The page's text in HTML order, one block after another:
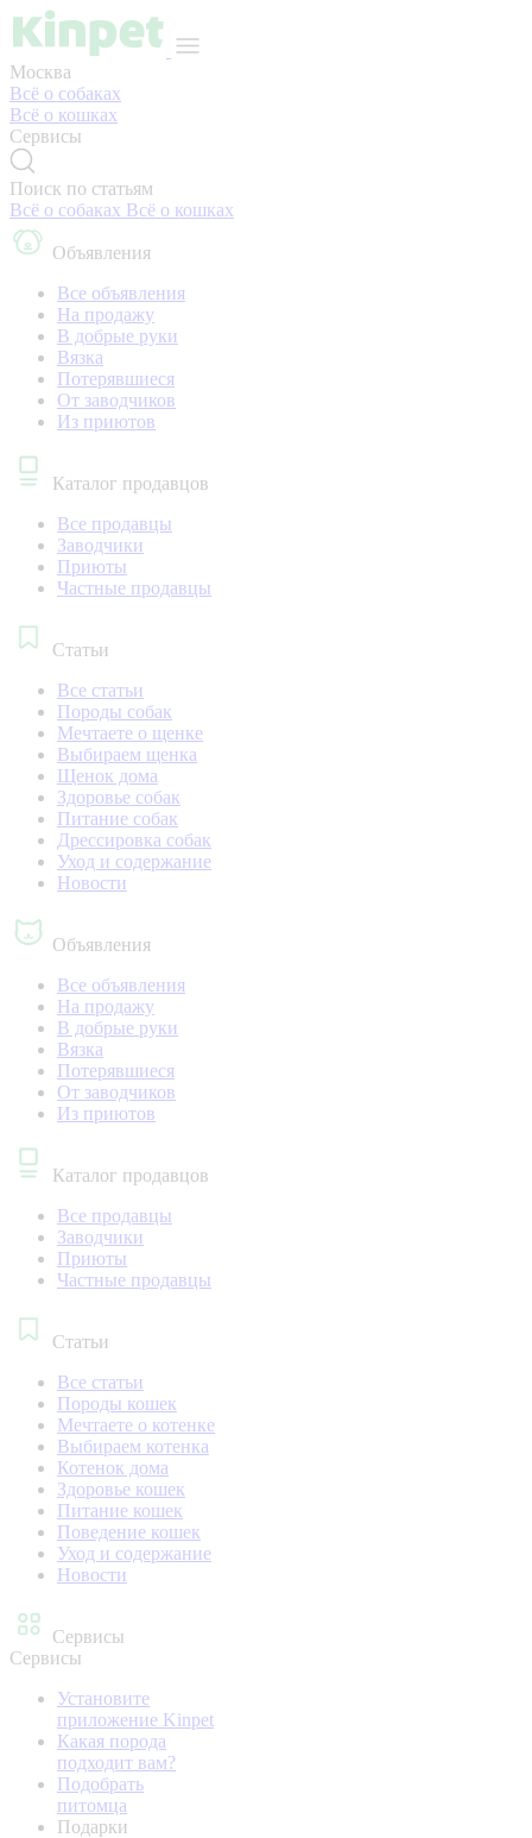
Москва
Всё о собаках
Всё о кошках
Сервисы
Поиск по статьям
Всё о собаках Всё о кошках
Объявления
Все объявления
На продажу
В добрые руки
Вязка
Потерявшиеся
От заводчиков
Из приютов
Каталог продавцов
Все продавцы
Заводчики
Приюты
Частные продавцы
Статьи
Все статьи
Породы собак
Мечтаете о щенке
Выбираем щенка
Щенок дома
Здоровье собак
Питание собак
Дрессировка собак
Уход и содержание
Новости
Объявления
Все объявления
На продажу
В добрые руки
Вязка
Потерявшиеся
От заводчиков
Из приютов
Каталог продавцов
Все продавцы
Заводчики
Приюты
Частные продавцы
Статьи
Все статьи
Породы кошек
Мечтаете о котенке
Выбираем котенка
Котенок дома
Здоровье кошек
Питание кошек
Поведение кошек
Уход и содержание
Новости
Сервисы
Сервисы
Установите
приложение Kinpet
Какая порода
подходит вам?
Подобрать
питомца
Подарки